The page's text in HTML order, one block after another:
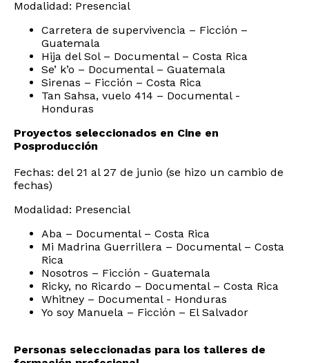
Modalidad: Presencial
Carretera de supervivencia – Ficción –
Guatemala
Hija del Sol – Documental – Costa Rica
Se’ k’o – Documental – Guatemala
Sirenas – Ficción – Costa Rica
Tan Sahsa, vuelo 414 – Documental -
Honduras
Proyectos seleccionados en Cine en
Posproducción
Fechas: del 21 al 27 de junio (se hizo un cambio de
fechas)
Modalidad: Presencial
Aba – Documental – Costa Rica
Mi Madrina Guerrillera – Documental – Costa
Rica
Nosotros – Ficción - Guatemala
Ricky, no Ricardo – Documental – Costa Rica
Whitney – Documental - Honduras
Yo soy Manuela – Ficción – El Salvador
Personas seleccionadas para los talleres de